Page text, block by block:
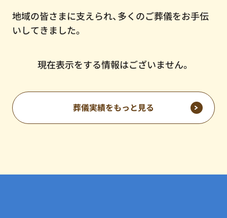
地域の皆さまに支えられ、多くのご葬儀をお手伝
いしてきました。
現在表示をする情報はございません。
葬儀実績をもっと見る